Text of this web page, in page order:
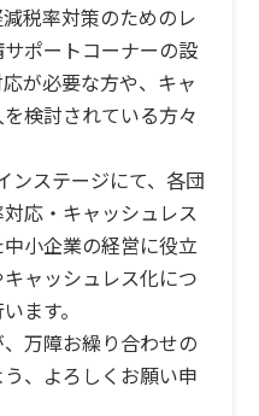
税率対策のためのレ
ポートコーナーの設
が必要な方や、キャ
検討されている方々
ンステージにて、各団
応・キャッシュレス
小企業の経営に役立
ャッシュレス化につ
ます。
万障お繰り合わせの
、よろしくお願い申